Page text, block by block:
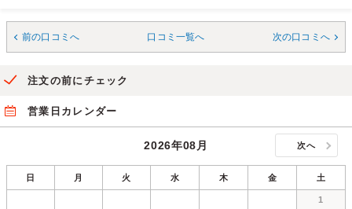
前の口コミへ 口コミ一覧へ 次の口コミへ
注文の前にチェック
営業日カレンダー
2026年08月 次へ
日 月 火 水 木 金 土
1